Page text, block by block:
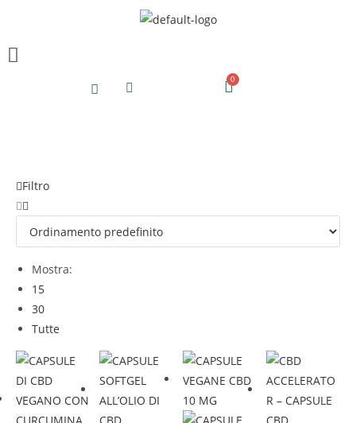
Filtro
Mostra:
15
30
Tutte